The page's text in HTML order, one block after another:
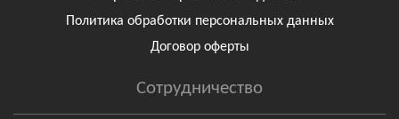
Политика обработки персональных данных
Договор оферты
Сотрудничество